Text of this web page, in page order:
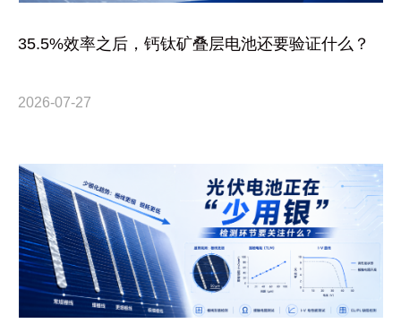
35.5%效率之后，钙钛矿叠层电池还要验证什么？
2026-07-27